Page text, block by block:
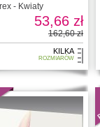
- Kwiaty
53,66 zł
162,60 zł
KILKA
ROZMIARÓW